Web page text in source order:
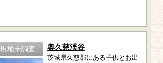
現地未調査 奥久慈渓谷
茨城県久慈郡にある子供とお出